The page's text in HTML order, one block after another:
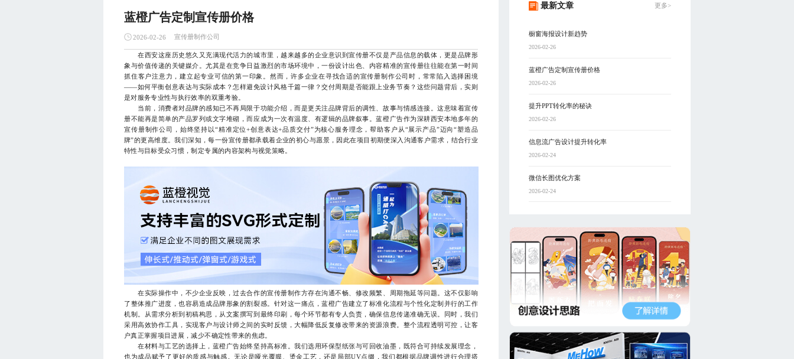
蓝橙广告定制宣传册价格
2026-02-26 宣传册制作公司
在西安这座历史悠久又充满现代活力的城市里，越来越多的企业意识到宣传册不仅是产品信息的载体，更是品牌形
象与价值传递的关键媒介。尤其是在竞争日益激烈的市场环境中，一份设计出色、内容精准的宣传册往往能在第一时间
抓住客户注意力，建立起专业可信的第一印象。然而，许多企业在寻找合适的宣传册制作公司时，常常陷入选择困境
——如何平衡创意表达与实际成本？怎样避免设计风格千篇一律？交付周期是否能跟上业务节奏？这些问题背后，实则
是对服务专业性与执行效率的双重考验。
当前，消费者对品牌的感知已不再局限于功能介绍，而是更关注品牌背后的调性、故事与情感连接。这意味着宣传
册不能再是简单的产品罗列或文字堆砌，而应成为一次有温度、有逻辑的品牌叙事。蓝橙广告作为深耕西安本地多年的
宣传册制作公司，始终坚持以“精准定位+创意表达+品质交付”为核心服务理念，帮助客户从“展示产品”迈向“塑造品
牌”的更高维度。我们深知，每一份宣传册都承载着企业的初心与愿景，因此在项目初期便深入沟通客户需求，结合行业
特性与目标受众习惯，制定专属的内容架构与视觉策略。
在实际操作中，不少企业反映，过去合作的宣传册制作方存在沟通不畅、修改频繁、周期拖延等问题。这不仅影响
了整体推广进度，也容易造成品牌形象的割裂感。针对这一痛点，蓝橙广告建立了标准化流程与个性化定制并行的工作
机制。从需求分析到初稿构思，从文案撰写到最终印刷，每个环节都有专人负责，确保信息传递准确无误。同时，我们
采用高效协作工具，实现客户与设计师之间的实时反馈，大幅降低反复修改带来的资源浪费。整个流程透明可控，让客
户真正掌握项目进展，减少不确定性带来的焦虑。
在材料与工艺的选择上，蓝橙广告始终坚持高标准。我们选用环保型纸张与可回收油墨，既符合可持续发展理念，
也为成品赋予了更好的质感与触感。无论是哑光覆膜、烫金工艺，还是局部UV点缀，我们都根据品牌调性进行合理搭
最新文章 更多>
橱窗海报设计新趋势
2026-02-26
蓝橙广告定制宣传册价格
2026-02-26
提升PPT转化率的秘诀
2026-02-26
信息流广告设计提升转化率
2026-02-24
微信长图优化方案
2026-02-24